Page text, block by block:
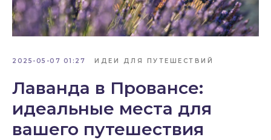
2025-05-07 01:27 ИДЕИ ДЛЯ ПУТЕШЕСТВИЙ
Лаванда в Провансе:
идеальные места для
вашего путешествия